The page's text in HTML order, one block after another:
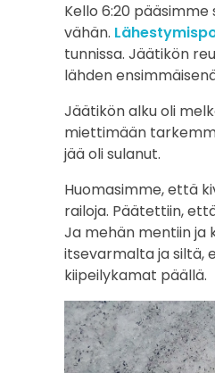
Kello 6:20
vähän.
tunnissa. Jäätikön
lähden
Jäätikön alku oli
miettimään
jää oli sulanut.
Huomasimme, että
railoja. Päätettiin,
Ja mehän mentiin ja
itsevarmalta ja siltä,
kiipeilykamat päällä.